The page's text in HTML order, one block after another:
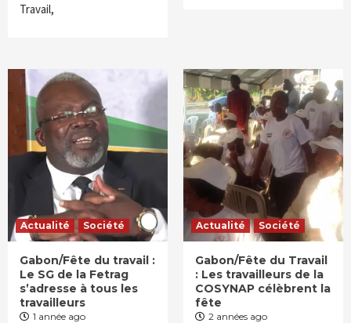
Travail,
Actualité Société
Gabon/Fête du travail :
Le SG de la Fetrag
s’adresse à tous les
travailleurs
1 année ago
Actualité Société
Gabon/Fête du Travail
: Les travailleurs de la
COSYNAP célèbrent la
fête
2 années ago